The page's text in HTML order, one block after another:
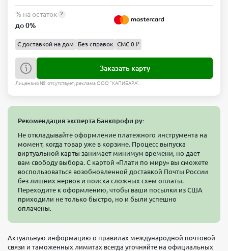
% на остаток ?
до 0%
С доставкой на дом Без справок СМС 0 ₽
Заказать карту
Лицензия №: отсутствует, реклама ООО "КАПИБАРА".
Рекомендация эксперта Банкпрофи ру:
Не откладывайте оформление платежного инструмента на
момент, когда товар уже в корзине. Процесс выпуска
виртуальной карты занимает минимум времени, но дает
вам свободу выбора. С картой «Плати по миру» вы сможете
воспользоваться возобновленной доставкой Почты России
без лишних нервов и поиска сложных схем оплаты.
Переходите к оформлению, чтобы ваши посылки из США
приходили не только быстро, но и были успешно
оплачены.
Актуальную информацию о правилах международной почтовой
связи и таможенных лимитах всегда уточняйте на официальных